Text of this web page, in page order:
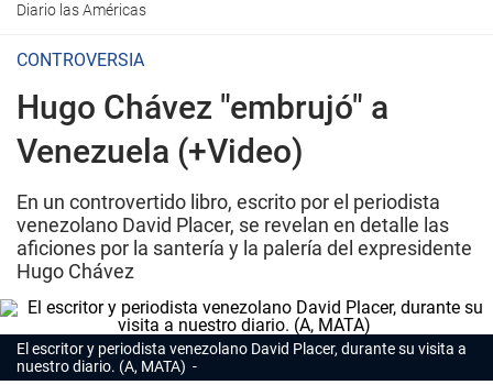
Diario las Américas
CONTROVERSIA
Hugo Chávez "embrujó" a
Venezuela (+Video)
En un controvertido libro, escrito por el periodista
venezolano David Placer, se revelan en detalle las
aficiones por la santería y la palería del expresidente
Hugo Chávez
El escritor y periodista venezolano David Placer, durante su visita a
nuestro diario. (A, MATA)